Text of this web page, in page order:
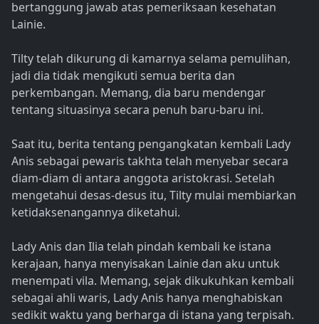
bertanggung jawab atas pemeriksaan kesehatan
Lainie.
Tilty telah dikurung di kamarnya selama pemulihan,
jadi dia tidak mengikuti semua berita dan
perkembangan. Memang, dia baru mendengar
tentang situasinya secara penuh baru-baru ini.
Saat itu, berita tentang pengangkatan kembali Lady
Anis sebagai pewaris takhta telah menyebar secara
diam-diam di antara anggota aristokrasi. Setelah
mengetahui desas-desus itu, Tilty mulai membiarkan
ketidaksenangannya diketahui.
Lady Anis dan Ilia telah pindah kembali ke istana
kerajaan, hanya menyisakan Lainie dan aku untuk
menempati vila. Memang, sejak dikukuhkan kembali
sebagai ahli waris, Lady Anis hanya menghabiskan
sedikit waktu yang berharga di istana yang terpisah.